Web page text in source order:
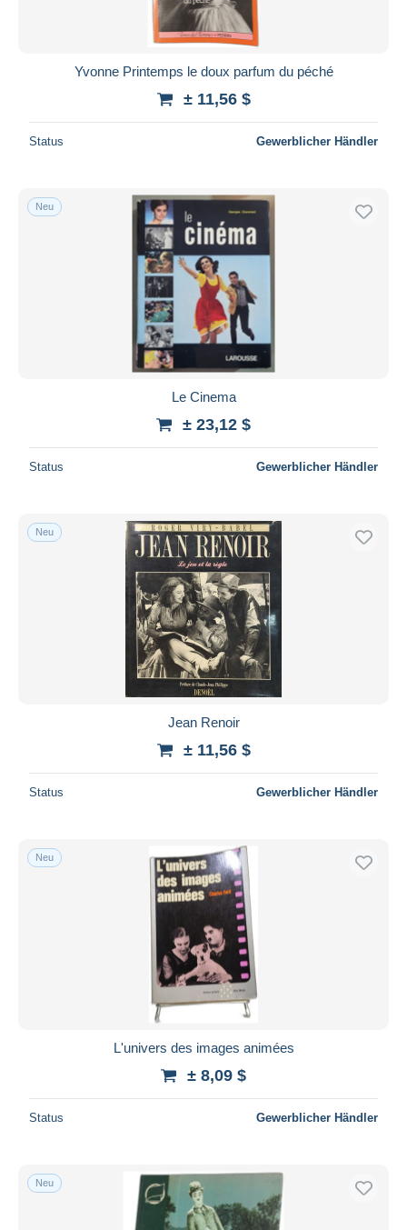
Yvonne Printemps le doux parfum du péché
± 11,56 $
Status Gewerblicher Händler
Neu
Le Cinema
± 23,12 $
Status Gewerblicher Händler
Neu
Jean Renoir
± 11,56 $
Status Gewerblicher Händler
Neu
L'univers des images animées
± 8,09 $
Status Gewerblicher Händler
Neu